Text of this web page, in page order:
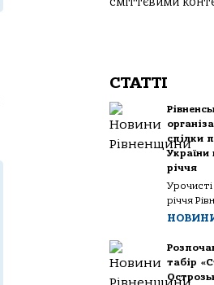
СТАТТІ
спілки
України
річчя
річчя
табір